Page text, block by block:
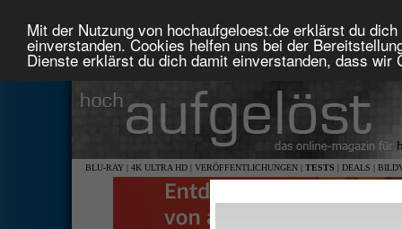
Mit der Nutzung von hochaufgeloest.de erklärst du
einverstanden. Cookies helfen uns bei der
Dienste erklärst du dich damit einverstanden, dass
BLU-RAY | 4K ULTRA HD | VERÖFFENTLICHUNGEN | TESTS | DEALS |